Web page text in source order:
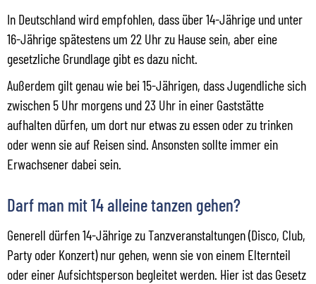
In Deutschland wird empfohlen, dass über 14-Jährige und unter
16-Jährige spätestens um 22 Uhr zu Hause sein, aber eine
gesetzliche Grundlage gibt es dazu nicht.
Außerdem gilt genau wie bei 15-Jährigen, dass Jugendliche sich
zwischen 5 Uhr morgens und 23 Uhr in einer Gaststätte
aufhalten dürfen, um dort nur etwas zu essen oder zu trinken
oder wenn sie auf Reisen sind. Ansonsten sollte immer ein
Erwachsener dabei sein.
Darf man mit 14 alleine tanzen gehen?
Generell dürfen 14-Jährige zu Tanzveranstaltungen (Disco, Club,
Party oder Konzert) nur gehen, wenn sie von einem Elternteil
oder einer Aufsichtsperson begleitet werden. Hier ist das Gesetz